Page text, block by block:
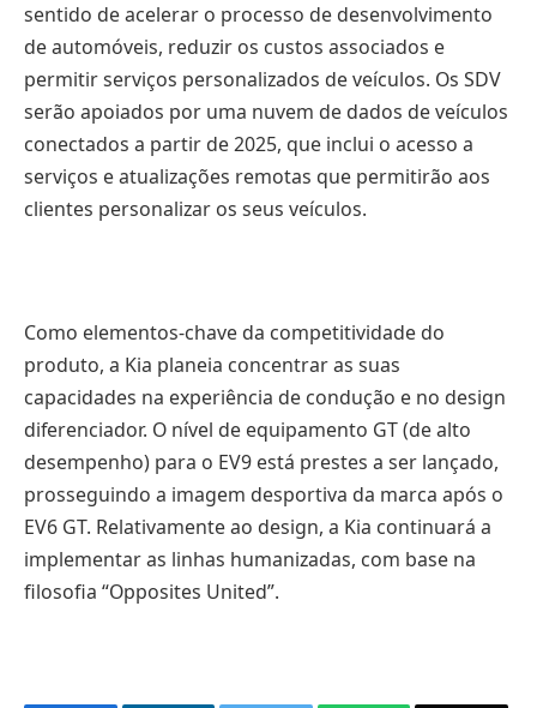
sentido de acelerar o processo de desenvolvimento
de automóveis, reduzir os custos associados e
permitir serviços personalizados de veículos. Os SDV
serão apoiados por uma nuvem de dados de veículos
conectados a partir de 2025, que inclui o acesso a
serviços e atualizações remotas que permitirão aos
clientes personalizar os seus veículos.
Como elementos-chave da competitividade do
produto, a Kia planeia concentrar as suas
capacidades na experiência de condução e no design
diferenciador. O nível de equipamento GT (de alto
desempenho) para o EV9 está prestes a ser lançado,
prosseguindo a imagem desportiva da marca após o
EV6 GT. Relativamente ao design, a Kia continuará a
implementar as linhas humanizadas, com base na
filosofia “Opposites United”.